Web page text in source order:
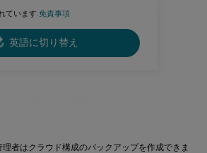
ています.免責事項
英語に切り替え
者はクラウド構成のバックアップを作成できま